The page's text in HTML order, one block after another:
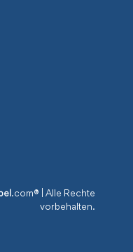
.com® | Alle Rechte
vorbehalten.